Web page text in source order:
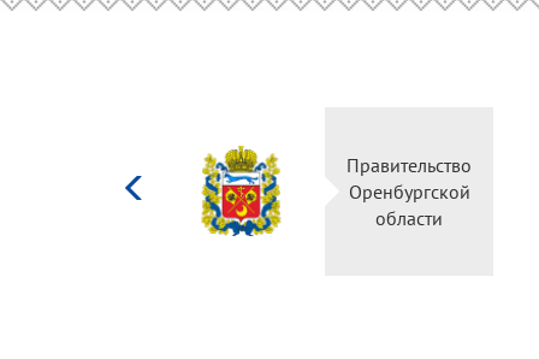
Правительство
Оренбургской
области